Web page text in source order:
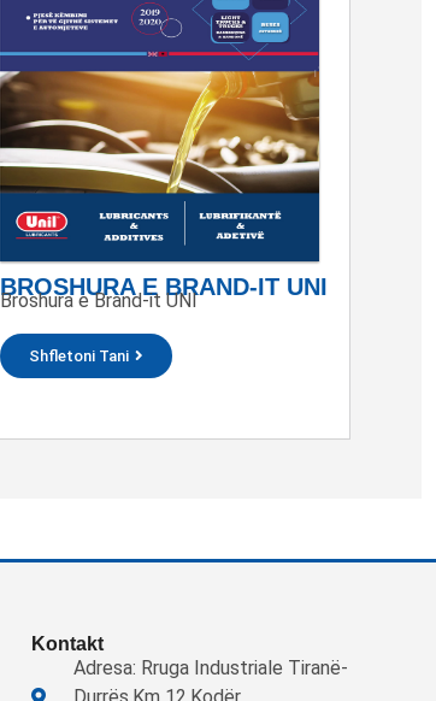
BROSHURA E BRAND-IT UNI
Broshura e Brand-it UNI
Shfletoni Tani
Kontakt
Adresa: Rruga Industriale Tiranë-